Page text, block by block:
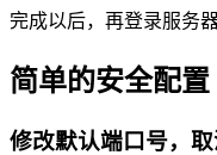
完成以后，再登录服务
简单的安全配置
修改默认端口号，